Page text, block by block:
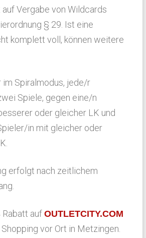
Vergabe von Wildcards
§ 29. Ist eine
komplett voll, können weitere
im Spiralmodus, jede/r
Spiele, gegen eine/n
oder gleicher LK und
in mit gleicher oder
erfolgt nach zeitlichem
Rabatt aufOUTLETCITY.COM
vor Ort in Metzingen.